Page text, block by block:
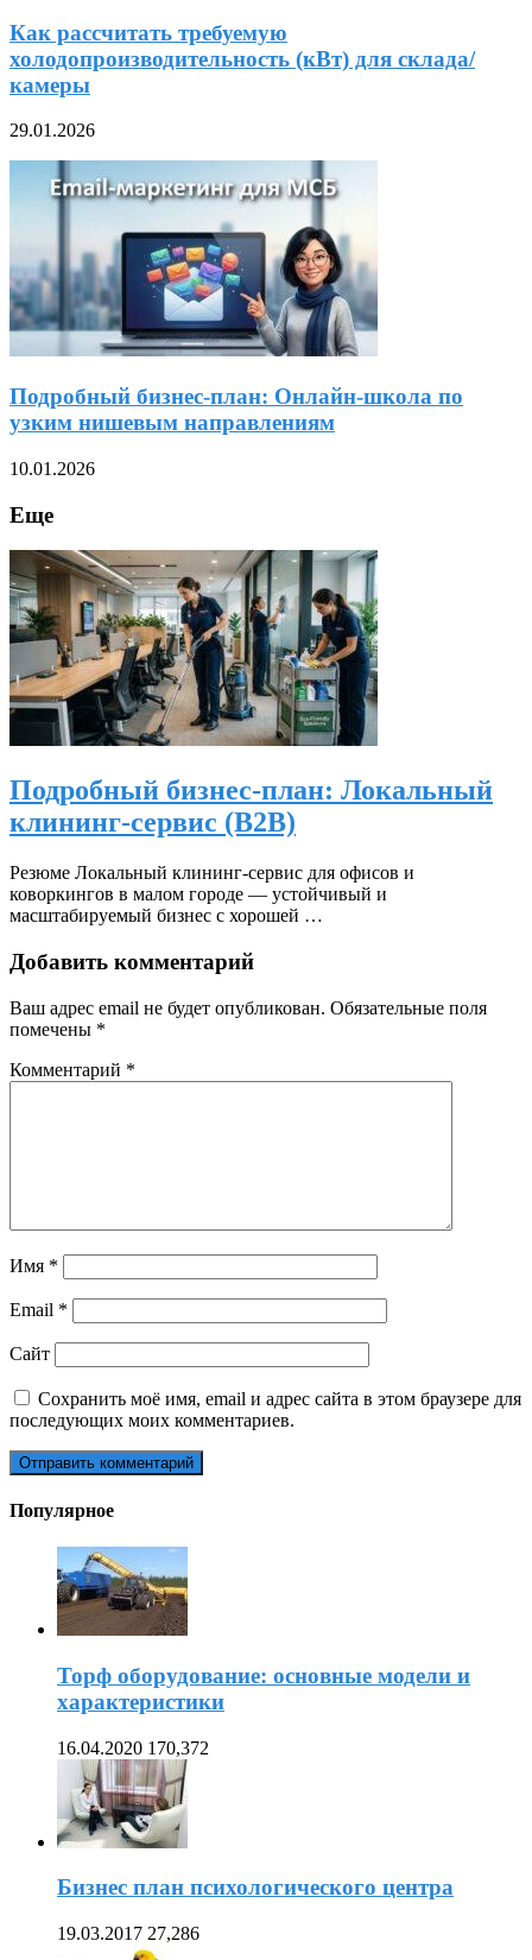
Как рассчитать требуемую
холодопроизводительность (кВт) для склада/
камеры
29.01.2026
Подробный бизнес-план: Онлайн-школа по
узким нишевым направлениям
10.01.2026
Еще
Подробный бизнес-план: Локальный
клининг-сервис (B2B)
Резюме Локальный клининг-сервис для офисов и
коворкингов в малом городе — устойчивый и
масштабируемый бизнес с хорошей …
Добавить комментарий
Ваш адрес email не будет опубликован. Обязательные поля
помечены *
Комментарий *
Имя *
Email *
Сайт
Сохранить моё имя, email и адрес сайта в этом браузере для
последующих моих комментариев.
Популярное
Торф оборудование: основные модели и
характеристики
16.04.2020 170,372
Бизнес план психологического центра
19.03.2017 27,286